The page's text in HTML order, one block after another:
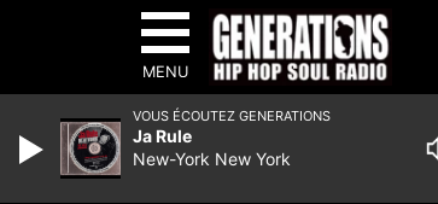
MENU
VOUS ÉCOUTEZ GENERATIONS
Ja Rule
New-York New York